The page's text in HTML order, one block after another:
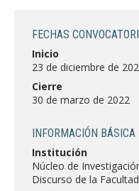
Estudiantes
FECHAS
Inicio
23 de diciembre de
Cierre
30 de marzo de 2022
INFORMACIÓN BÁSICA
Institución
Núcleo de
Discurso de la